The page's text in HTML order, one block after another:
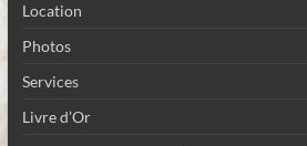
Location
Photos
Services
Livre d’Or